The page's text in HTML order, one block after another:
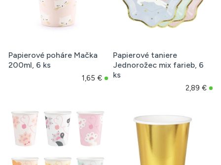
Papierové poháre Mačka
200ml, 6 ks
1,65 €
Papierové taniere
Jednorožec mix farieb, 6
ks
2,89 €